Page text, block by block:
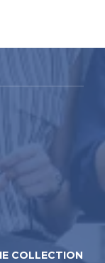
COLLECTION